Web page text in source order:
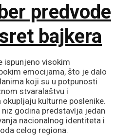
predvode
bajkera
ispunjeno visokim
emocijama, što je dalo
koji su u potpunosti
stvaralaštvu i
kulturne poslenike.
godina predstavlja jedan
nacionalnog identiteta i
celog regiona.